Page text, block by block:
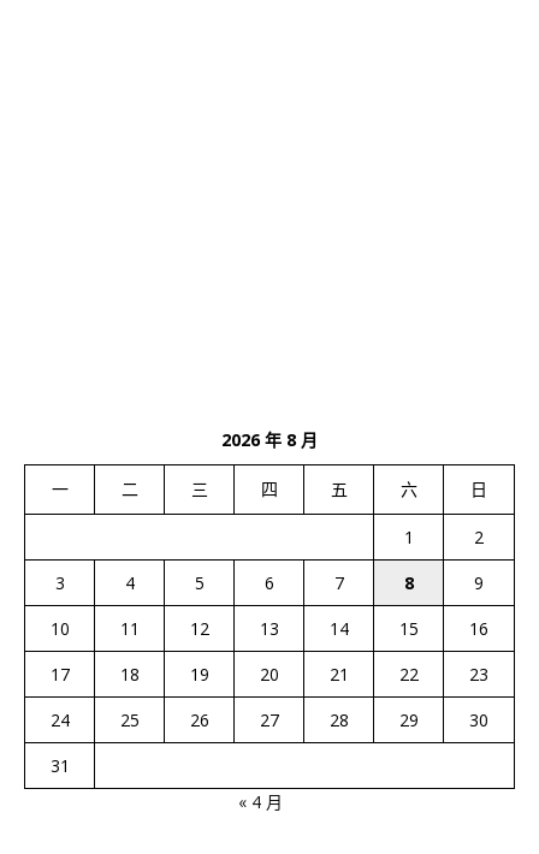
2026 年 8 月
一 二 三 四 五 六 日
1
2
3
4 5 6 7 8
9
10
11 12 13 14 15
16
17
18 19 20 21 22
23
24
25 26 27 28 29
30
31
« 4 月